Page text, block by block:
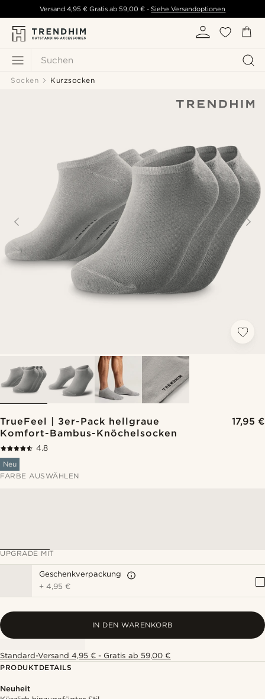
Suchen
Versand 4,95 € Gratis ab 59,00 € - Siehe Versandoptionen
Socken Kurzsocken
TrueFeel | 3er-Pack hellgraue
Komfort-Bambus-Knöchelsocken
17,95 €
4.8
Neu
FARBE AUSWÄHLEN
UPGRADE MIT
Geschenkverpackung
+4,95 €
IN DEN WARENKORB
Standard-Versand 4,95 € - Gratis ab 59,00 €
PRODUKTDETAILS
Neuheit